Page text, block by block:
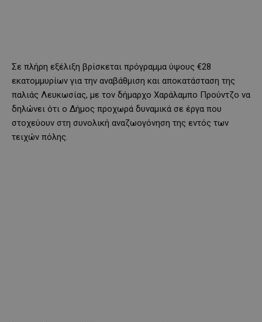
Σε πλήρη εξέλιξη βρίσκεται πρόγραμμα ύψους €28
εκατομμυρίων για την αναβάθμιση και αποκατάσταση της
παλιάς Λευκωσίας, με τον δήμαρχο Χαράλαμπο Προύντζο να
δηλώνει ότι ο Δήμος προχωρά δυναμικά σε έργα που
στοχεύουν στη συνολική αναζωογόνηση της εντός των
τειχών πόλης.